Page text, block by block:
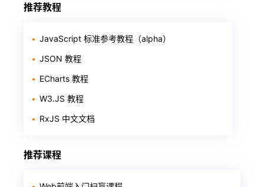
推荐教程
JavaScript 标准参考教程（alpha）
JSON 教程
ECharts 教程
W3.JS 教程
RxJS 中文文档
推荐课程